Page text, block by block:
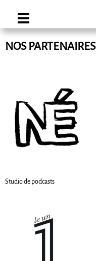
NOS PARTENAIRES
Studio de podcasts